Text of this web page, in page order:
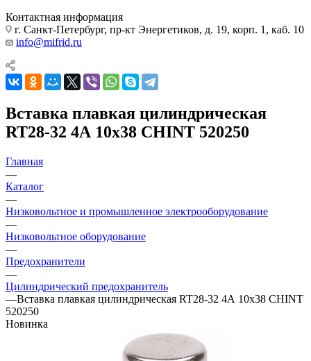
Контактная информация
г. Санкт-Петербург, пр-кт Энергетиков, д. 19, корп. 1, каб. 10
info@mifrid.ru
Вставка плавкая цилиндрическая
RT28-32 4А 10х38 CHINT 520250
Главная
—
Каталог
—
Низковольтное и промышленное электрооборудование
—
Низковольтное оборудование
—
Предохранители
—
Цилиндрический предохранитель
—Вставка плавкая цилиндрическая RT28-32 4А 10х38 CHINT
520250
Новинка